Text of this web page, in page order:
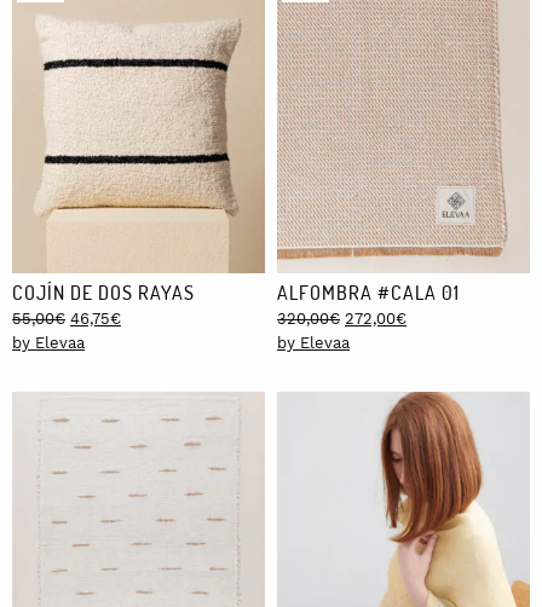
COJÍN DE DOS RAYAS
55,00€ Original
price
55,00€.
46,75€Current
46,75€.
by Elevaa
ALFOMBRA #CALA 01
320,00€ Original
price
320,00€.
272,00€Current
272,00€.
by Elevaa